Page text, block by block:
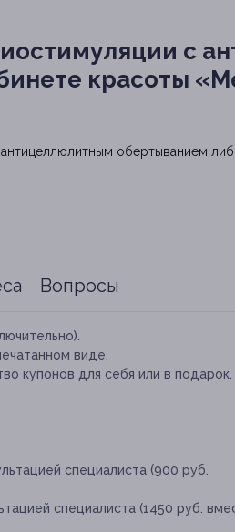
с
красоты
Вопросы
виде.
купонов для себя или в подарок.
специалиста (900 руб.
специалиста (1450 руб.